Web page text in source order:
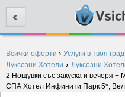
Всички оферти › Услуги в твоя град
Луксозни Хотели › Луксозни
2 Нощувки със закуска и вечеря
СПА Хотел Инфинити Парк 5*,